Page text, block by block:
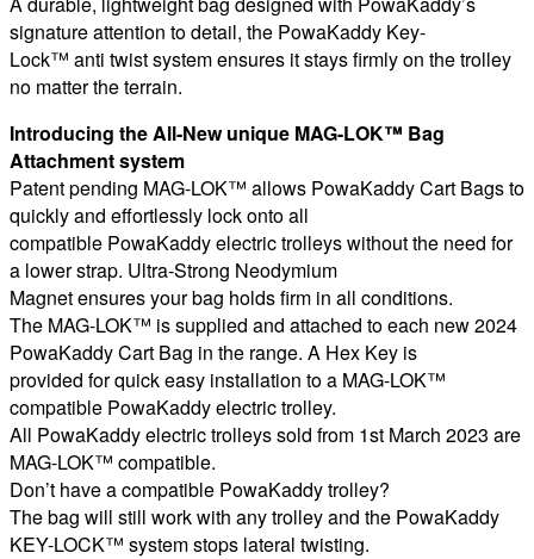
signature attention to detail, the PowaKaddy Key-
Lock™ anti twist system ensures it stays firmly on the trolley
no matter the terrain.
Introducing the All-New unique MAG-LOK™ Bag
Attachment system
Patent pending MAG-LOK™ allows PowaKaddy Cart Bags to
quickly and effortlessly lock onto all
compatible PowaKaddy electric trolleys without the need for
a lower strap. Ultra-Strong Neodymium
Magnet ensures your bag holds firm in all conditions.
The MAG-LOK™ is supplied and attached to each new 2024
PowaKaddy Cart Bag in the range. A Hex Key is
provided for quick easy installation to a MAG-LOK™
compatible PowaKaddy electric trolley.
All PowaKaddy electric trolleys sold from 1st March 2023 are
MAG-LOK™ compatible.
Don’t have a compatible PowaKaddy trolley?
The bag will still work with any trolley and the PowaKaddy
KEY-LOCK™ system stops lateral twisting.